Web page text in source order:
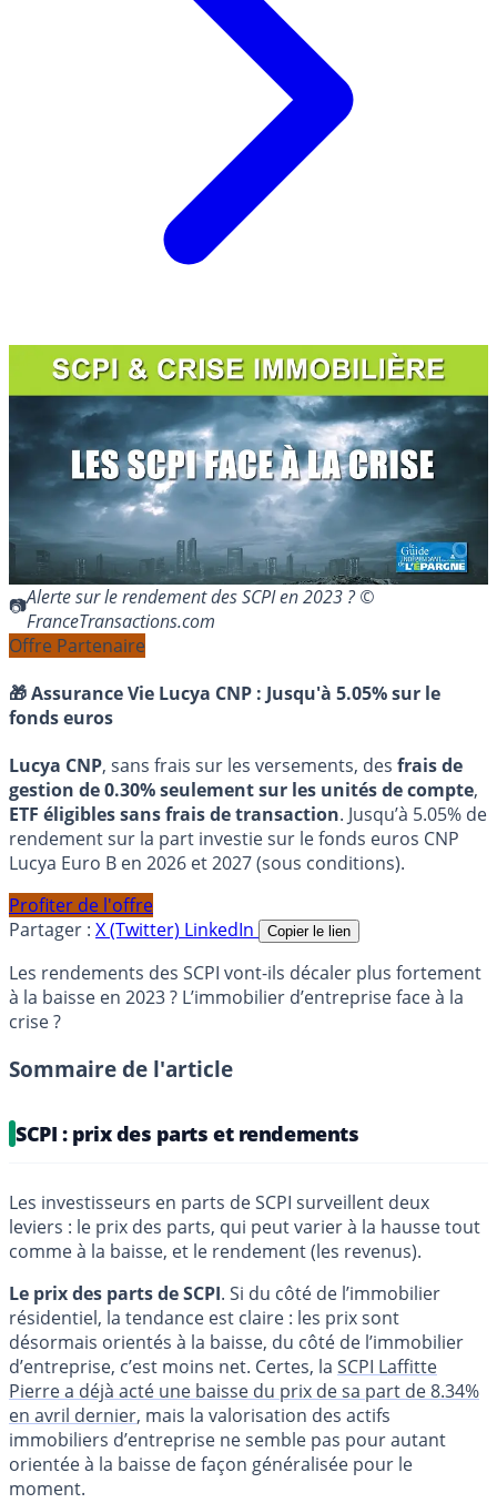
Alerte sur le rendement des SCPI en 2023 ? ©
FranceTransactions.com
Offre Partenaire
🎁 Assurance Vie Lucya CNP : Jusqu'à 5.05% sur le
fonds euros
Lucya CNP, sans frais sur les versements, des frais de
gestion de 0.30% seulement sur les unités de compte,
ETF éligibles sans frais de transaction. Jusqu’à 5.05% de
rendement sur la part investie sur le fonds euros CNP
Lucya Euro B en 2026 et 2027 (sous conditions).
Profiter de l'offre
Partager : X (Twitter) LinkedIn Copier le lien
Les rendements des SCPI vont-ils décaler plus fortement
à la baisse en 2023 ? L’immobilier d’entreprise face à la
crise ?
Sommaire de l'article
SCPI : prix des parts et rendements
Les investisseurs en parts de SCPI surveillent deux
leviers : le prix des parts, qui peut varier à la hausse tout
comme à la baisse, et le rendement (les revenus).
Le prix des parts de SCPI. Si du côté de l’immobilier
résidentiel, la tendance est claire : les prix sont
désormais orientés à la baisse, du côté de l’immobilier
d’entreprise, c’est moins net. Certes, la SCPI Laffitte
Pierre a déjà acté une baisse du prix de sa part de 8.34%
en avril dernier, mais la valorisation des actifs
immobiliers d’entreprise ne semble pas pour autant
orientée à la baisse de façon généralisée pour le
moment.